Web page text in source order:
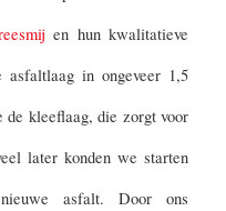
en hun kwalitatieve
asfaltlaag in ongeveer 1,5
de kleeflaag, die zorgt voor
later konden we starten
asfalt. Door ons